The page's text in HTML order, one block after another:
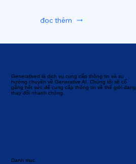
Generatived là dịch vụ cung cấp thông tin và xu
hướng chuyên về Generative AI. Chúng tôi sẽ cố
gắng hết sức để cung cấp thông tin về thế giới đang
thay đổi nhanh chóng.
Danh mục
đọc thêm